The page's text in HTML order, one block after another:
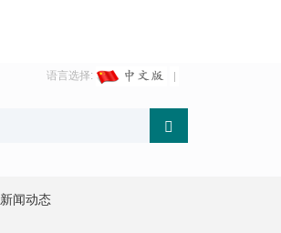
语言选择:
新闻动态